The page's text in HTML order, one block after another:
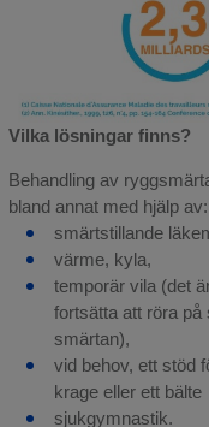
Vilka lösningar finns?
Behandling av
bland annat med hjälp av:
smärtstillande
värme, kyla,
temporär vila (det
fortsätta att röra på
smärtan),
vid behov, ett stöd
krage eller ett bälte
sjukgymnastik.